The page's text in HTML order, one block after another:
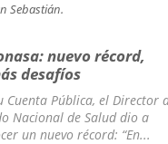
Sebastián.
nuevo récord,
desafíos
Cuenta Pública, el Director
Nacional de Salud dio a
un nuevo récord: “En...